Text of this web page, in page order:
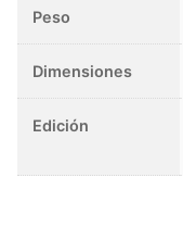
Peso
Dimensiones
Edición